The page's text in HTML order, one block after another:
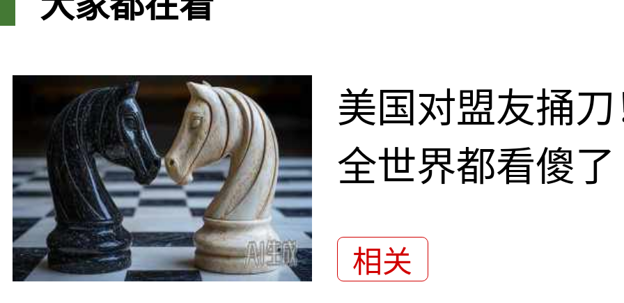
美国对盟友捅
全世界都看傻了
相关